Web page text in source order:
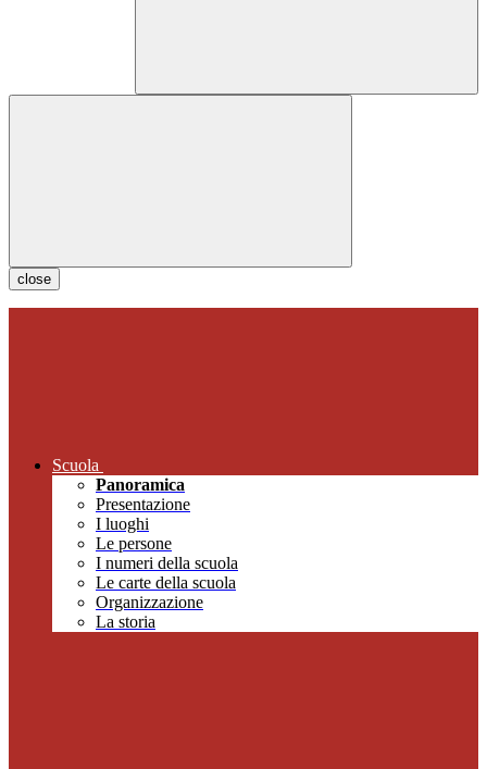
close
Scuola
Panoramica
Presentazione
I luoghi
Le persone
I numeri della scuola
Le carte della scuola
Organizzazione
La storia